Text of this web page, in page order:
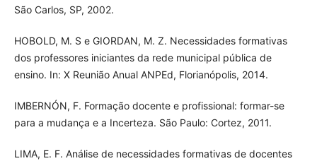
São Carlos, SP, 2002.
HOBOLD, M. S e GIORDAN, M. Z. Necessidades formativas
dos professores iniciantes da rede municipal pública de
ensino. In: X Reunião Anual ANPEd, Florianópolis, 2014.
IMBERNÓN, F. Formação docente e profissional: formar-se
para a mudança e a Incerteza. São Paulo: Cortez, 2011.
LIMA, E. F. Análise de necessidades formativas de docentes